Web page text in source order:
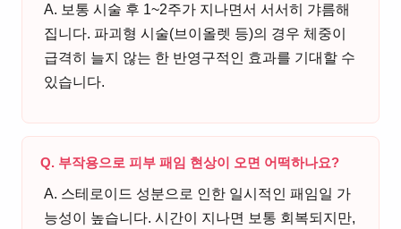
A. 보통 시술 후 1~2주가 지나면서 서서히 갸름해
집니다. 파괴형 시술(브이올렛 등)의 경우 체중이
급격히 늘지 않는 한 반영구적인 효과를 기대할 수
있습니다.
Q. 부작용으로 피부 패임 현상이 오면 어떡하나요?
A. 스테로이드 성분으로 인한 일시적인 패임일 가
능성이 높습니다. 시간이 지나면 보통 회복되지만,